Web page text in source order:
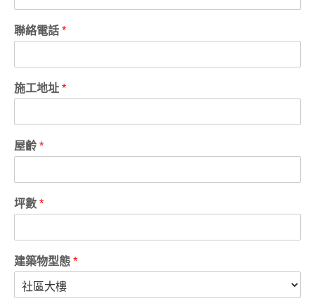
聯絡電話 *
施工地址 *
屋齡 *
坪數 *
建築物型態 *